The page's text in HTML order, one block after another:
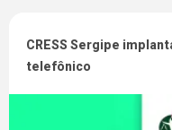
CRESS Sergipe
telefônico